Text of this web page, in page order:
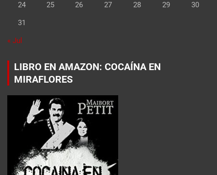
24 25 26 27 28 29 30
31
« Jul
LIBRO EN AMAZON: COCAÍNA EN
MIRAFLORES